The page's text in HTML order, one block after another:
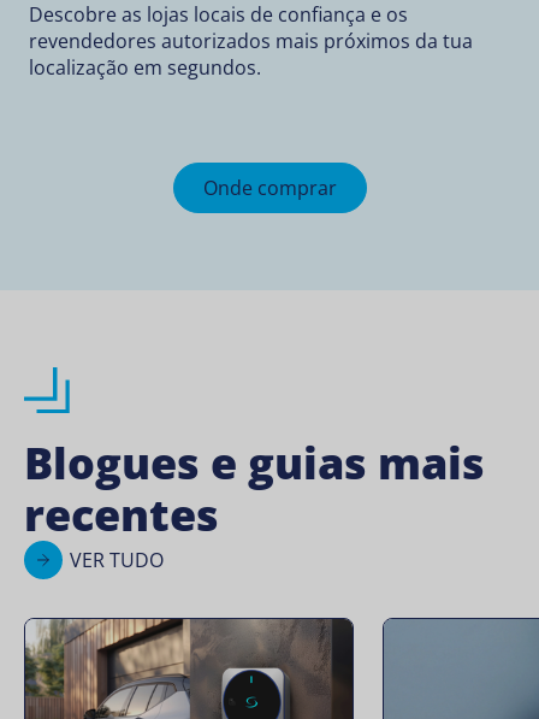
Descobre as lojas locais de confiança e os
revendedores autorizados mais próximos da tua
localização em segundos.
Onde comprar
Blogues e guias mais
recentes
VER TUDO